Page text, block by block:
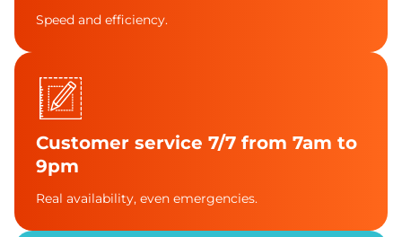
Speed and efficiency.
Customer service 7/7 from 7am to
9pm
Real availability, even emergencies.